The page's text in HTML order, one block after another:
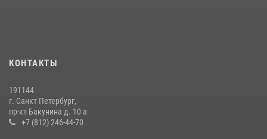
на III Международном петербургском цифровом форуме
В Ленобласти сотрудники Росгвардии провели встречу с
воспитанниками детского клуба «Умные каникулы»
КОНТАКТЫ
191144
г. Санкт Петербург,
пр-кт Бакунина д. 10 а
+7 (812) 246-44-70